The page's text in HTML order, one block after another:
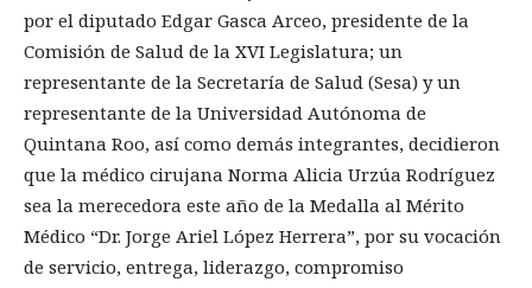
por el diputado Edgar Gasca Arceo, presidente de la
Comisión de Salud de la XVI Legislatura; un
representante de la Secretaría de Salud (Sesa) y un
representante de la Universidad Autónoma de
Quintana Roo, así como demás integrantes, decidieron
que la médico cirujana Norma Alicia Urzúa Rodríguez
sea la merecedora este año de la Medalla al Mérito
Médico “Dr. Jorge Ariel López Herrera”, por su vocación
de servicio, entrega, liderazgo, compromiso